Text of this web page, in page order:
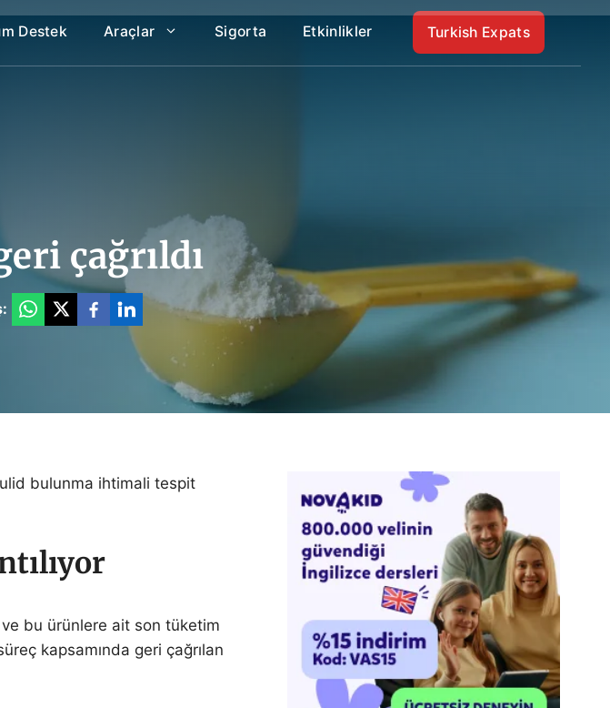
Destek Araçlar Sigorta Etkinlikler Turkish Expats
çağrıldı
bulunma ihtimali tespit
ve bu ürünlere ait son tüketim
kapsamında geri çağrılan